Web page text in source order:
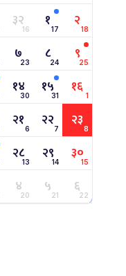
३२16 १17 २18
७23 ८24 ९25
१४30 १५31 १६ 1
२१6 २२7 २३8
२८13 २९14 ३०15
४20 ५21 ६22